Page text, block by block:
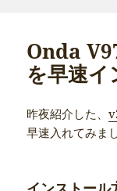
Onda
を早速
昨夜紹介した、
早速入れてみま